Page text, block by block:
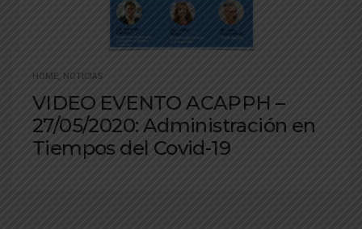
HOME, NOTICIAS
VIDEO EVENTO ACAPPH –
27/05/2020: Administración en
Tiempos del Covid-19